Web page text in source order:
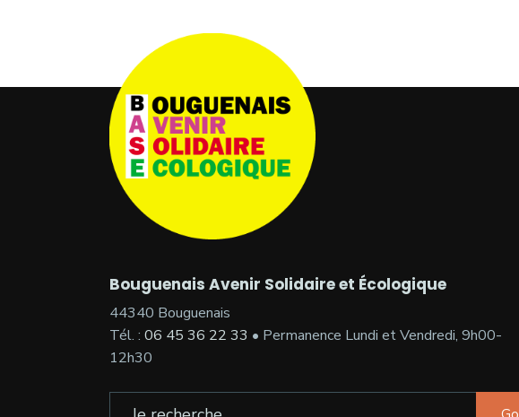
Bouguenais Avenir Solidaire et Écologique
44340 Bouguenais
Tél. : 06 45 36 22 33 • Permanence Lundi et Vendredi, 9h00-
12h30